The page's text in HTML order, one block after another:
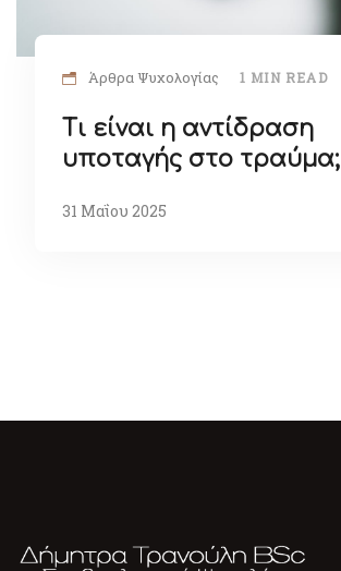
Άρθρα Ψυχολογίας 1 MIN READ
Τι είναι η αντίδραση
υποταγής στο τραύμα;
31 Μαΐου 2025